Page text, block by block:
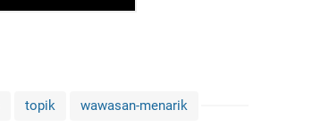
topik wawasan-menarik